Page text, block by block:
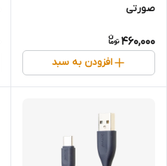
صورتی
460,000
افزودن به سبد